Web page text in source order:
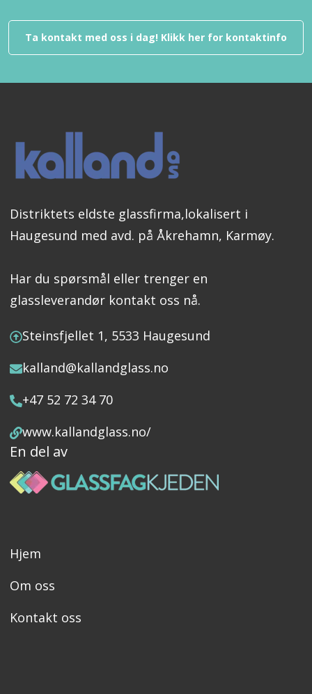
Ta kontakt med oss i dag! Klikk her for kontaktinfo
Distriktets eldste glassfirma,lokalisert i
Haugesund med avd. på Åkrehamn, Karmøy.
Har du spørsmål eller trenger en
glassleverandør kontakt oss nå.
Steinsfjellet 1, 5533 Haugesund
kalland@kallandglass.no
+47 52 72 34 70
www.kallandglass.no/
En del av
Hjem
Om oss
Kontakt oss